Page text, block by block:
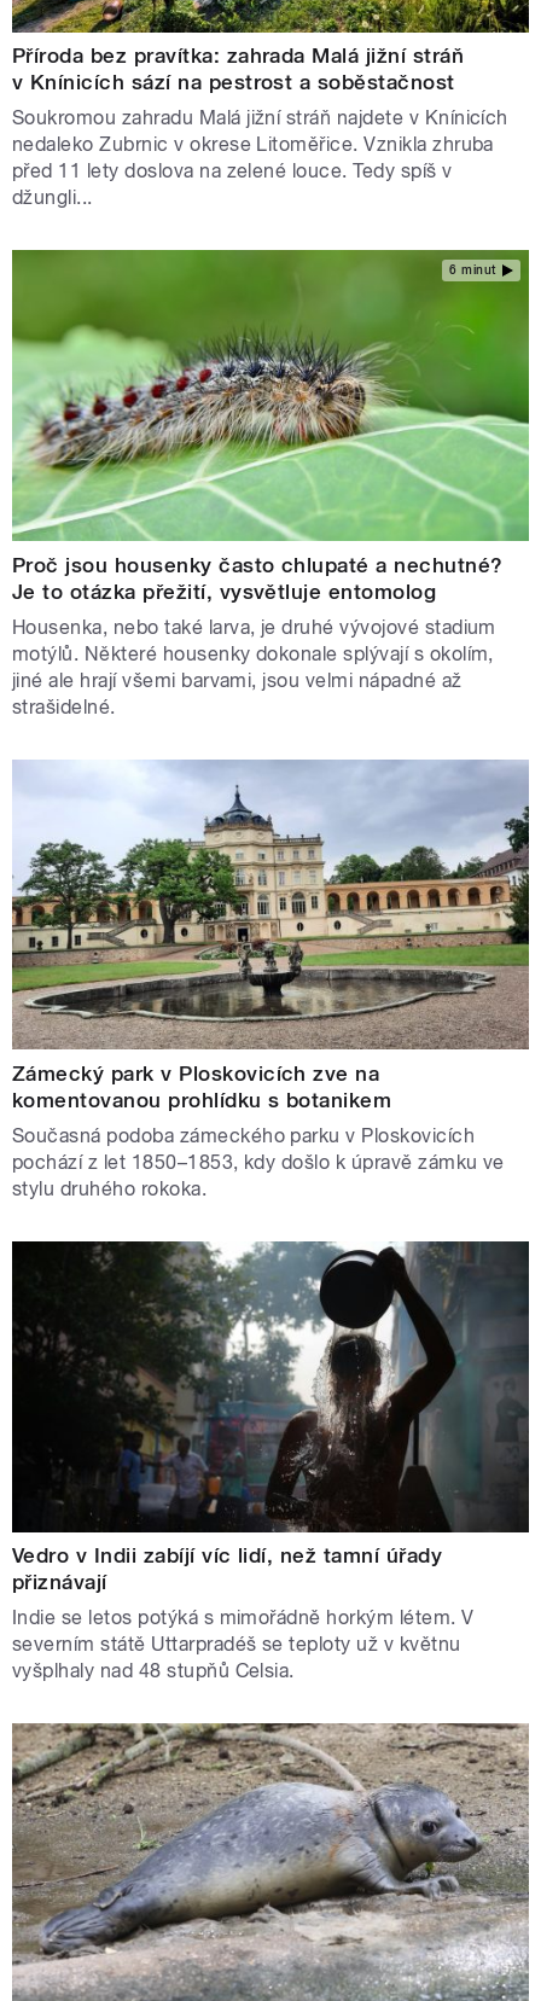
Příroda bez pravítka: zahrada Malá jižní stráň
v Knínicích sází na pestrost a soběstačnost
Soukromou zahradu Malá jižní stráň najdete v Knínicích
nedaleko Zubrnic v okrese Litoměřice. Vznikla zhruba
před 11 lety doslova na zelené louce. Tedy spíš v
džungli...
6 minut
Proč jsou housenky často chlupaté a nechutné?
Je to otázka přežití, vysvětluje entomolog
Housenka, nebo také larva, je druhé vývojové stadium
motýlů. Některé housenky dokonale splývají s okolím,
jiné ale hrají všemi barvami, jsou velmi nápadné až
strašidelné.
Zámecký park v Ploskovicích zve na
komentovanou prohlídku s botanikem
Současná podoba zámeckého parku v Ploskovicích
pochází z let 1850–1853, kdy došlo k úpravě zámku ve
stylu druhého rokoka.
Vedro v Indii zabíjí víc lidí, než tamní úřady
přiznávají
Indie se letos potýká s mimořádně horkým létem. V
severním státě Uttarpradéš se teploty už v květnu
vyšplhaly nad 48 stupňů Celsia.